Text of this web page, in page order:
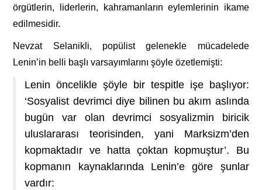
örgütlerin, liderlerin, kahramanların eylemlerinin ikame
edilmesidir.
Nevzat Selanikli, popülist gelenekle mücadelede
Lenin’in belli başlı varsayımlarını şöyle özetlemişti:
Lenin öncelikle şöyle bir tespitle işe başlıyor:
‘Sosyalist devrimci diye bilinen bu akım aslında
bugün var olan devrimci sosyalizmin biricik
uluslararası teorisinden, yani Marksizm’den
kopmaktadır ve hatta çoktan kopmuştur’. Bu
kopmanın kaynaklarında Lenin’e göre şunlar
vardır: